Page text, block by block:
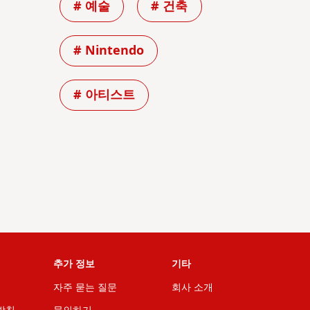
# 예술 # 건축
# Nintendo
# 아티스트
추가 정보
자주 묻는 질문
기타
회사 소개